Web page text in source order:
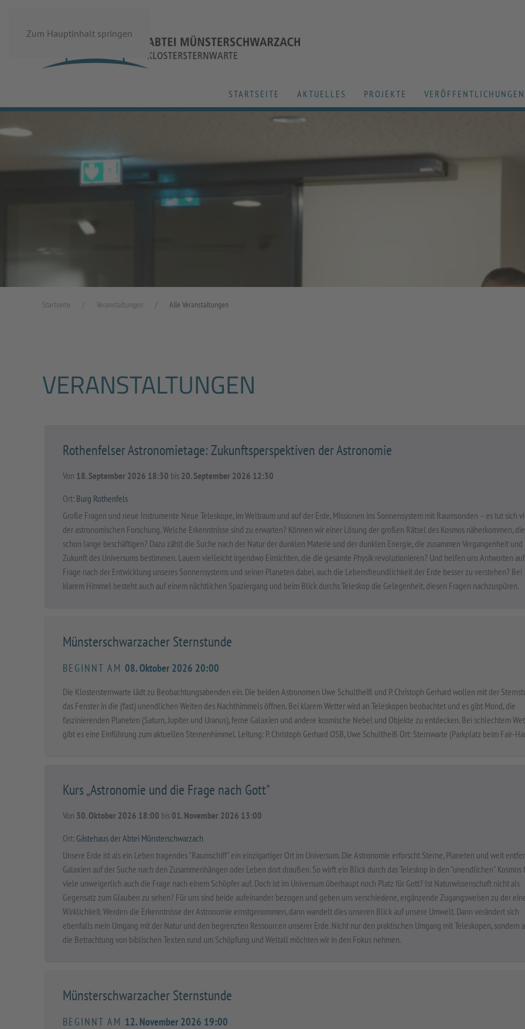
Zum Hauptinhalt springen
STARTSEITE AKTUELLES PROJEKTE VERÖFFENTLICHUNGEN
Startseite Veranstaltungen Alle Veranstaltungen
VERANSTALTUNGEN
Rothenfelser Astronomietage: Zukunftsperspektiven der Astronomie
Von 18. September 2026 18:30 bis 20. September 2026 12:30
Ort: Burg Rothenfels
Große Fragen und neue Instrumente Neue Teleskope, im Weltraum und auf der Erde, Missionen ins Sonnensystem mit Raumsonden – es tut sich
der astronomischen Forschung. Welche Erkenntnisse sind zu erwarten? Können wir einer Lösung der großen Rätsel des Kosmos näherkommen,
schon lange beschäftigen? Dazu zählt die Suche nach der Natur der dunklen Materie und der dunklen Energie, die zusammen Vergangenheit und
Zukunft des Universums bestimmen. Lauern vielleicht irgendwo Einsichten, die die gesamte Physik revolutionieren? Und helfen uns Antworten
Frage nach der Entwicklung unseres Sonnensystems und seiner Planeten dabei, auch die Lebensfreundlichkeit der Erde besser zu verstehen? Bei
klarem Himmel besteht auch auf einem nächtlichen Spaziergang und beim Blick durchs Teleskop die Gelegenheit, diesen Fragen nachzuspüren.
Münsterschwarzacher Sternstunde
BEGINNT AM08. Oktober 2026 20:00
Die Klostersternwarte lädt zu Beobachtungsabenden ein. Die beiden Astronomen Uwe Schultheiß und P. Christoph Gerhard wollen mit der
das Fenster in die (fast) unendlichen Weiten des Nachthimmels öffnen. Bei klarem Wetter wird an Teleskopen beobachtet und es gibt Mond, die
faszinierenden Planeten (Saturn, Jupiter und Uranus), ferne Galaxien und andere kosmische Nebel und Objekte zu entdecken. Bei schlechtem
gibt es eine Einführung zum aktuellen Sternenhimmel. Leitung: P. Christoph Gerhard OSB, Uwe Schultheiß Ort: Sternwarte (Parkplatz beim Fair-
Kurs „Astronomie und die Frage nach Gott"
Von 30. Oktober 2026 18:00 bis 01. November 2026 13:00
Ort: Gästehaus der Abtei Münsterschwarzach
Unsere Erde ist als ein Leben tragendes "Raumschiff" ein einzigartiger Ort im Universum. Die Astronomie erforscht Sterne, Planeten und weit
Galaxien auf der Suche nach den Zusammenhängen oder Leben dort draußen. So wirft ein Blick durch das Teleskop in den "unendlichen" Kosmos
viele unweigerlich auch die Frage nach einem Schöpfer auf. Doch ist im Universum überhaupt noch Platz für Gott? Ist Naturwissenschaft nicht als
Gegensatz zum Glauben zu sehen? Für uns sind beide aufeinander bezogen und geben uns verschiedene, ergänzende Zugangsweisen zu der
Wirklichkeit. Werden die Erkenntnisse der Astronomie ernstgenommen, dann wandelt dies unseren Blick auf unsere Umwelt. Dann verändert sich
ebenfalls mein Umgang mit der Natur und den begrenzten Ressourcen unserer Erde. Nicht nur den praktischen Umgang mit Teleskopen, sondern
die Betrachtung von biblischen Texten rund um Schöpfung und Weltall möchten wir in den Fokus nehmen.
Münsterschwarzacher Sternstunde
BEGINNT AM 12. November 2026 19:00